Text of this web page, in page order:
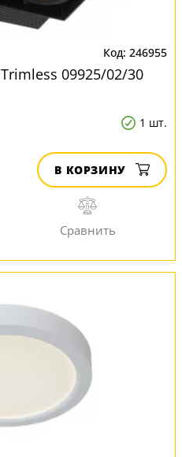
246955
09925/02/30
1 шт.
В КОРЗИНУ